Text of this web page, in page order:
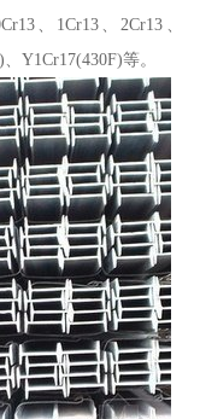
、1Cr13、2Cr13、
Y1Cr17(430F)等。